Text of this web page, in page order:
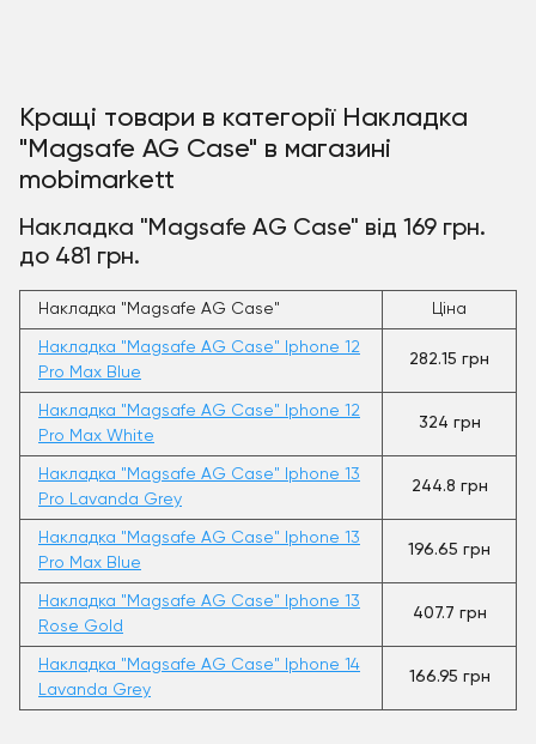
Кращі товари в категорії Накладка
"Magsafe AG Case" в магазині
mobimarkett
Накладка "Magsafe AG Case" від 169 грн.
до 481 грн.
Накладка "Magsafe AG Case" Ціна
Накладка "Magsafe AG Case" Iphone 12
Pro Max Blue
282.15 грн
Накладка "Magsafe AG Case" Iphone 12
Pro Max White
324 грн
Накладка "Magsafe AG Case" Iphone 13
Pro Lavanda Grey
244.8 грн
Накладка "Magsafe AG Case" Iphone 13
Pro Max Blue
196.65 грн
Накладка "Magsafe AG Case" Iphone 13
Rose Gold
407.7 грн
Накладка "Magsafe AG Case" Iphone 14
Lavanda Grey
166.95 грн